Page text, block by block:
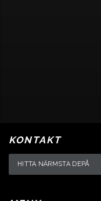
KONTAKT
HITTA NÄRMSTA DEPÅ